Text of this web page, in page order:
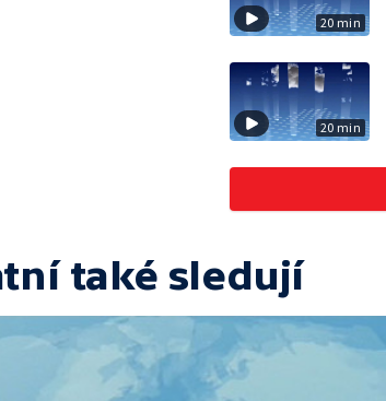
20 min
20 min
také sledují